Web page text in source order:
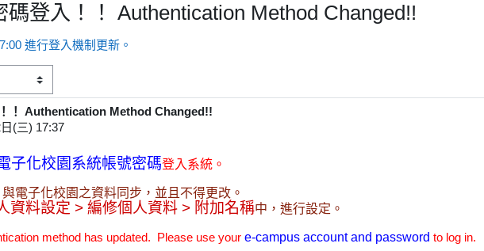
登入！！ Authentication Method Changed!!
進行登入機制更新。
！ Authentication Method Changed!!
(三) 17:37
子化校園系統帳號密碼登入系統。
電子化校園之資料同步，並且不得更改。
資料設定 > 編修個人資料 > 附加名稱中，進行設定。
method has updated.  Please use your e-campus account and password to log in.